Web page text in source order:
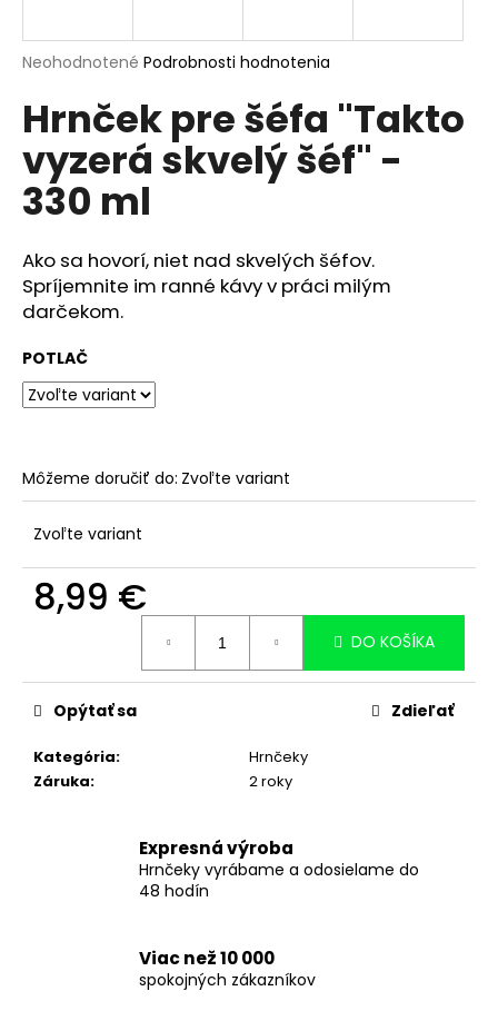
Priemerné
produktu
je
z
5
hviezdičiek.
Neohodnotené Podrobnosti hodnotenia
Hrnček pre šéfa "Takto
vyzerá skvelý šéf" -
330 ml
Ako sa hovorí, niet nad skvelých šéfov.
Spríjemnite im ranné kávy v práci milým
darčekom.
POTLAČ
Môžeme doručiť do: Zvoľte variant
Zvoľte variant
8,99 €
DO KOŠÍKA
Kategória:
Hrnčeky
Záruka: 2 roky
Opýtať sa Zdieľať
Expresná výroba
Hrnčeky vyrábame a odosielame do
48 hodín
Viac než 10 000
spokojných zákazníkov
j
ť
?
HĽADAŤ
O
d
p
ú
č
a
e
BIELY
RUŽOVÝM
VLASTNOU
POTLAČOU